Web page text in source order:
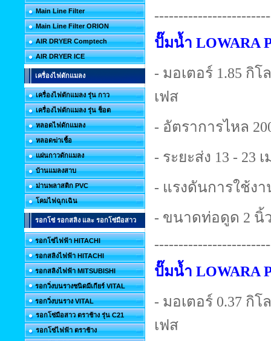
Main Line Filter
Main Line Filter ORION
AIR DRYER Comptech
AIR DRYER ICE
เครื่องไฟดักแมลง
เครื่องไฟดักแมลง รุ่น กาว
เครื่องไฟดักแมลง รุ่น ช็อต
หลอดไฟดักแมลง
หลอดฆ่าเชื้อ
แผ่นกาวดักแมลง
บ้านแมลงสาบ
ม่านพลาสติก PVC
โคมไฟฉุกเฉิน
รอกโซ่ รอกสลิง และ รอกโซ่มือสาว
รอกโซ่ไฟฟ้า HITACHI
รอกสลิงไฟฟ้า HITACHI
รอกสลิงไฟฟ้า MITSUBISHI
รอกวิ่งบนรางชนิดมีเกียร์ VITAL
รอกวิ่งบนราง VITAL
รอกโซ่มือสาว ตราช้าง รุ่น C21
รอกโซ่ไฟฟ้า ตราช้าง
ปั๊มน้ำ LOWARA
- มอเตอร์ 1.85 กิโ
เฟส
- อัตราการไหล
- ระยะส่ง 13 - 23
- แรงดันการใช้งา
- ขนาดท่อดูด 2 นิ้
ปั๊มน้ำ LOWARA
- มอเตอร์ 0.37 กิโ
เฟส